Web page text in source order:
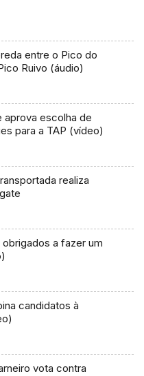
entre o Pico do
Ruivo (áudio)
aprova escolha de
para a TAP (vídeo)
realiza
a fazer um
candidatos à
vota contra